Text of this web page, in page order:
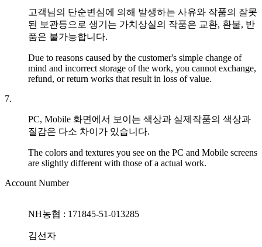
고객님의 단순변심에 의해 발생하는 사유와 작품의 잘못
된 보관등으로 생기는 가치상실의 작품은 교환, 환불, 반
품은 불가능합니다.
Due to reasons caused by the customer's simple change of
mind and incorrect storage of the work, you cannot exchange,
refund, or return works that result in loss of value.
7.
PC, Mobile 화면에서 보이는 색상과 실제작품의 색상과
질감은 다소 차이가 있습니다.
The colors and textures you see on the PC and Mobile screens
are slightly different with those of a actual work.
Account Number
NH농협 : 171845-51-013285
김선자